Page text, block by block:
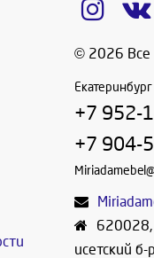
© 2026 Все
Екатеринбург
+7 952-
+7 904-
620028,
исетский б-